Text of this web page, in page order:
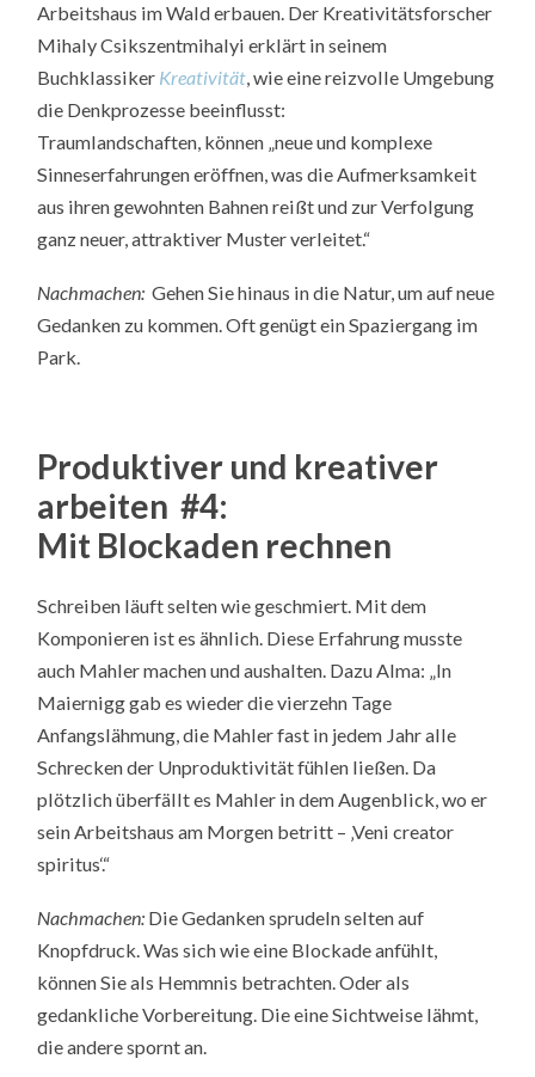
Arbeitshaus im Wald erbauen. Der Kreativitätsforscher
Mihaly Csikszentmihalyi erklärt in seinem
Buchklassiker Kreativität, wie eine reizvolle Umgebung
die Denkprozesse beeinflusst:
Traumlandschaften, können „neue und komplexe
Sinneserfahrungen eröffnen, was die Aufmerksamkeit
aus ihren gewohnten Bahnen reißt und zur Verfolgung
ganz neuer, attraktiver Muster verleitet.“
Nachmachen: Gehen Sie hinaus in die Natur, um auf neue
Gedanken zu kommen. Oft genügt ein Spaziergang im
Park.
Produktiver und kreativer
arbeiten #4:
Mit Blockaden rechnen
Schreiben läuft selten wie geschmiert. Mit dem
Komponieren ist es ähnlich. Diese Erfahrung musste
auch Mahler machen und aushalten. Dazu Alma: „In
Maiernigg gab es wieder die vierzehn Tage
Anfangslähmung, die Mahler fast in jedem Jahr alle
Schrecken der Unproduktivität fühlen ließen. Da
plötzlich überfällt es Mahler in dem Augenblick, wo er
sein Arbeitshaus am Morgen betritt – ‚Veni creator
spiritus‘.“
Nachmachen: Die Gedanken sprudeln selten auf
Knopfdruck. Was sich wie eine Blockade anfühlt,
können Sie als Hemmnis betrachten. Oder als
gedankliche Vorbereitung. Die eine Sichtweise lähmt,
die andere spornt an.